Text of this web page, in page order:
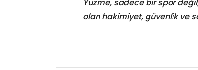
Yüzme, sadece bir spor
olan hakimiyet, güvenlik ve